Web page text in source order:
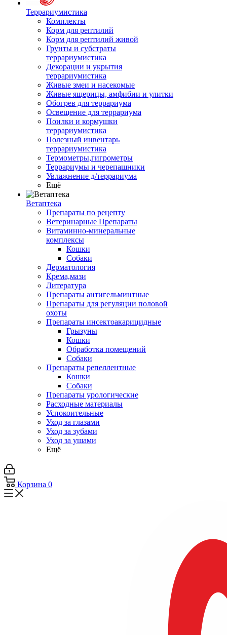
Террариумистика
Комплекты
Корм для рептилий
Корм для рептилий живой
Грунты и субстраты
террариумистика
Декорации и укрытия
террариумистика
Живые змеи и насекомые
Живые ящерицы, амфибии и улитки
Обогрев для террариума
Освещение для террариума
Поилки и кормушки
террариумистика
Полезный инвентарь
террариумистика
Термометры,гигрометры
Террариумы и черепашники
Увлажнение д/террариума
Ещё
Ветаптека
Препараты по рецепту
Ветеринарные Препараты
Витаминно-минеральные
комплексы
Кошки
Собаки
Дерматология
Крема,мази
Литература
Препараты антигельминтные
Препараты для регуляции половой
охоты
Препараты инсектоакарицидные
Грызуны
Кошки
Обработка помещений
Собаки
Препараты репеллентные
Кошки
Собаки
Препараты урологические
Расходные материалы
Успокоительные
Уход за глазами
Уход за зубами
Уход за ушами
Ещё
Корзина 0